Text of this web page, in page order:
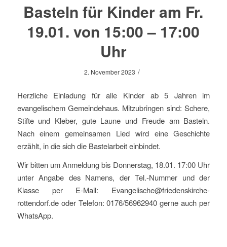
Basteln für Kinder am Fr.
19.01. von 15:00 – 17:00
Uhr
2. November 2023 /
Herzliche Einladung für alle Kinder ab 5 Jahren im
evangelischem Gemeindehaus. Mitzubringen sind: Schere,
Stifte und Kleber, gute Laune und Freude am Basteln.
Nach einem gemeinsamen Lied wird eine Geschichte
erzählt, in die sich die Bastelarbeit einbindet.
Wir bitten um Anmeldung bis Donnerstag, 18.01. 17:00 Uhr
unter Angabe des Namens, der Tel.-Nummer und der
Klasse per E-Mail: Evangelische@friedenskirche-
rottendorf.de oder Telefon: 0176/56962940 gerne auch per
WhatsApp.